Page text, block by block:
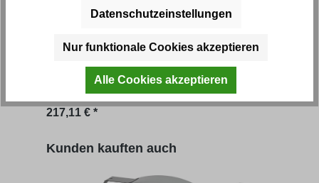
usw.
Artikel-Nr.: 41187
Regulärer Preis:
217,11 € *
Produktgalerie überspringen
Kunden kauften auch
Datenschutzeinstellungen
Nur funktionale Cookies akzeptieren
Alle Cookies akzeptieren